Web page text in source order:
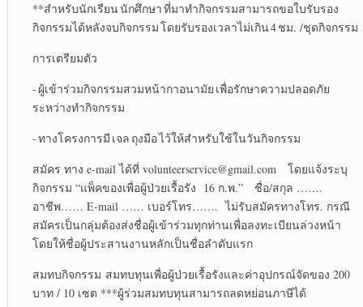
**สำหรับนักเรียน นักศึกษา ที่มาทำกิจกรรมสามารถขอใบรับรอง
กิจกรรมได้หลังจบกิจกรรม โดยรับรองเวลาไม่เกิน 4 ชม. /ชุดกิจกรรม
การเตรียมตัว
- ผู้เข้าร่วมกิจกรรมสวมหน้ากาอนามัย เพื่อรักษาความปลอดภัย
ระหว่างทำกิจกรรม
- ทางโครงการมี เจล ถุงมือ ไว้ให้สำหรับใช้ในวันกิจกรรม
สมัคร ทาง e-mail ได้ที่ volunteerservice@gmail.com โดยแจ้งระบุ
กิจกรรม “แพ็คของเพื่อผู้ป่วยเรื้อรัง 16 ก.พ.” ชื่อ/สกุล …….
อาชีพ…… E-mail …… เบอร์โทร……. ไม่รับสมัครทางโทร. กรณี
สมัครเป็นกลุ่มต้องส่งชื่อผู้เข้าร่วมทุกท่านเพื่อลงทะเบียนล่วงหน้า
โดยให้ชื่อผู้ประสานงานหลักเป็นชื่อลำดับแรก
สมทบกิจกรรม สมทบทุนเพื่อผู้ป่วยเรื้อรังและค่าอุปกรณ์จัดของ 200
บาท / 10 เซต ***ผู้ร่วมสมทบทุนสามารถลดหย่อนภาษีได้